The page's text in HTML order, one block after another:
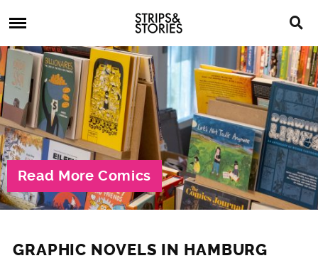
to
Strips
&
Stories
Strips
&
Stories
Graphic
Novels,
Comics,
Bücher
Read More Comics
GRAPHIC NOVELS IN HAMBURG